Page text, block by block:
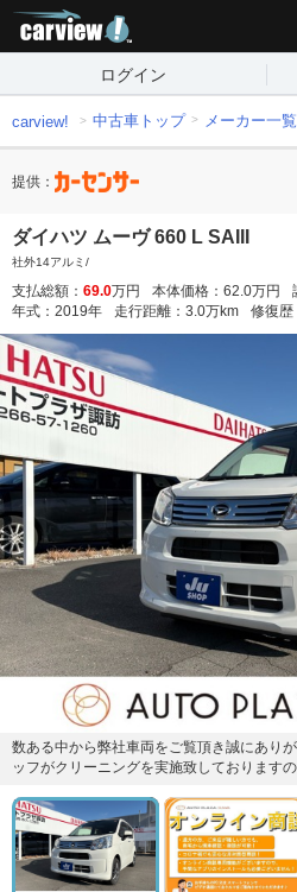
ログイン
carview! 中古車トップ メーカー一覧
提供：
ダイハツ ムーヴ 660 L SAIII
社外14アルミ/
支払総額： 69.0万円 本体価格： 62.0万円
年式： 2019年 走行距離： 3.0万km 修復歴
数ある中から弊社車両をご覧頂き誠にあり
ッフがクリーニングを実施致しております